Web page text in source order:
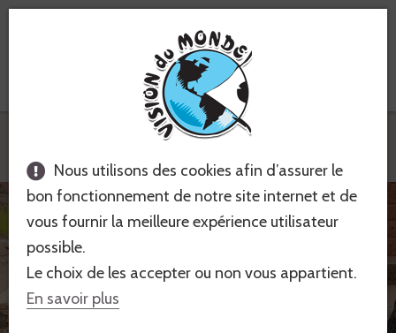
Nous utilisons des cookies afin d’assurer le
bon fonctionnement de notre site internet et de
vous fournir la meilleure expérience utilisateur
possible.
Le choix de les accepter ou non vous appartient.
En savoir plus
Nos actions solidaires
Création d'un jardin de plantes aromatiques
dans l'école primaire du village d'Ibakaliwane.